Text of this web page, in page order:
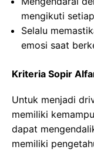
mengikuti
Selalu
emosi saat
Kriteria Sopir
Untuk menjadi
memiliki
dapat
memiliki